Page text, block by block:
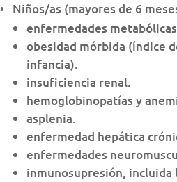
Niños/as (mayores de 6
enfermedades
obesidad mórbida (índice
infancia).
insuficiencia renal.
hemoglobinopatías y
asplenia.
enfermedad hepática
enfermedades
inmunosupresión, incluida